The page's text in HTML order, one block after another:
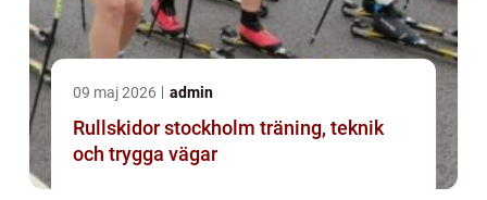
09 maj 2026 admin
Rullskidor stockholm träning, teknik
och trygga vägar